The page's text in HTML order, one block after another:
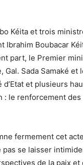
Kéita et trois
Ibrahim Boubacar
part, le Premier
Sada Samaké
et plusieurs
le renforcement
fermement cet
se laisser
de la paix